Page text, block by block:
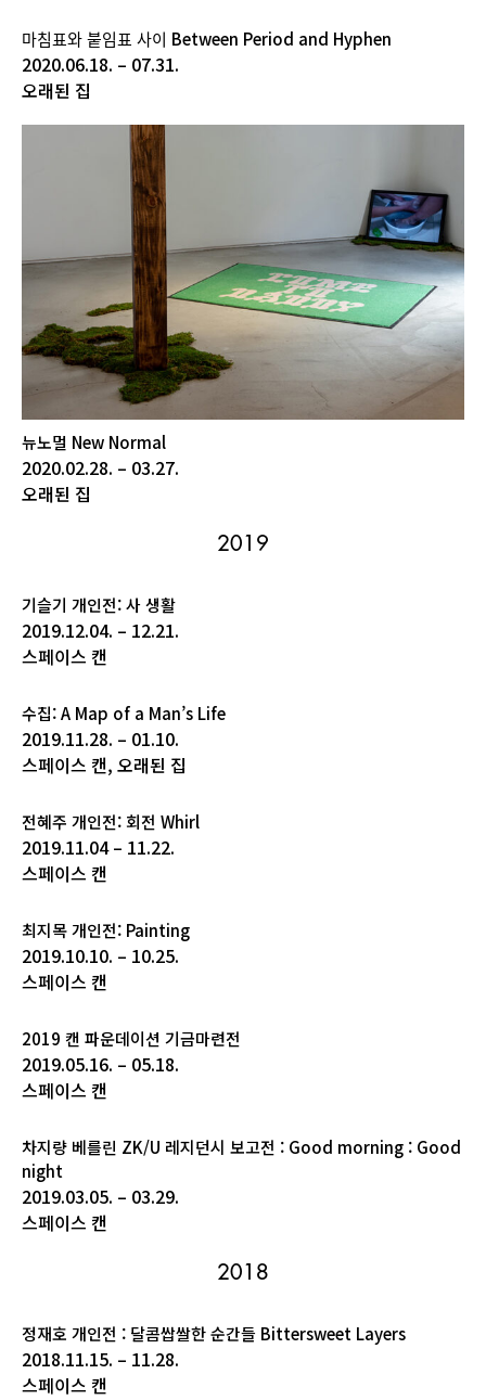
마침표와 붙임표 사이 Between Period and Hyphen
2020.06.18. – 07.31.
오래된 집
뉴노멀 New Normal
2020.02.28. – 03.27.
오래된 집
2019
기슬기 개인전: 사 생활
2019.12.04. – 12.21.
스페이스 캔
수집: A Map of a Man’s Life
2019.11.28. – 01.10.
스페이스 캔, 오래된 집
전혜주 개인전: 회전 Whirl
2019.11.04 – 11.22.
스페이스 캔
최지목 개인전: Painting
2019.10.10. – 10.25.
스페이스 캔
2019 캔 파운데이션 기금마련전
2019.05.16. – 05.18.
스페이스 캔
차지량 베를린 ZK/U 레지던시 보고전 : Good morning : Good
night
2019.03.05. – 03.29.
스페이스 캔
2018
정재호 개인전 : 달콤쌉쌀한 순간들 Bittersweet Layers
2018.11.15. – 11.28.
스페이스 캔